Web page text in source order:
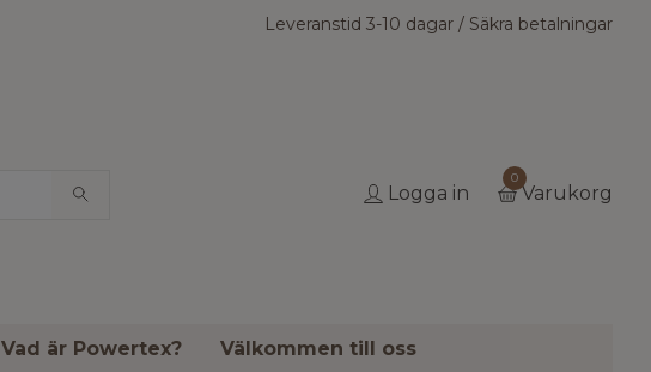
Leveranstid 3-10 dagar / Säkra betalningar
Logga in
0
Varukorg
Vad är Powertex? Välkommen till oss